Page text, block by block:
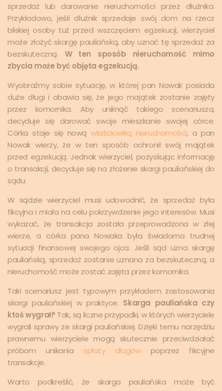
sprzedaż lub darowanie nieruchomości przez dłużnika.
Przykładowo, jeśli dłużnik sprzedaje swój dom na rzecz
bliskiej osoby tuż przed wszczęciem egzekucji, wierzyciel
może złożyć skargę pauliańską, aby uznać tę sprzedaż za
bezskuteczną. W ten sposób nieruchomość mimo
zbycia może być objęta egzekucją.
Wyobraźmy sobie sytuację, w której pan Nowak posiada
duże długi i obawia się, że jego majątek zostanie zajęty
przez komornika. Aby uniknąć takiego scenariusza,
decyduje się darować swoje mieszkanie swojej córce.
Córka staje się nowąwłaścicielką nieruchomości, a pan
Nowak wierzy, że w ten sposób ochronił swój majątek
przed egzekucją. Jednak wierzyciel, pozyskując informację
o transakcji, decyduje się na złożenie skargi pauliańskiej do
sądu.
W sądzie wierzyciel musi udowodnić, że sprzedaż była
fikcyjna i miała na celu pokrzywdzenie jego interesów. Musi
wykazać, że transakcja została przeprowadzona w złej
wierze, a córka pana Nowaka była świadoma trudnej
sytuacji finansowej swojego ojca. Jeśli sąd uzna skargę
pauliańską, sprzedaż zostanie uznana za bezskuteczną, a
nieruchomość może zostać zajęta przez komornika.
Taki scenariusz jest typowym przykładem zastosowania
skargi pauliańskiej w praktyce. Skarga pauliańska czy
ktoś wygrał? Tak, są liczne przypadki, w których wierzyciele
wygrali sprawy ze skargi pauliańskiej. Dzięki temu narzędziu
prawnemu wierzyciele mogą skutecznie przeciwdziałać
próbom unikania spłaty długówpoprzez fikcyjne
transakcje.
Warto podkreślić, że skarga pauliańska może być